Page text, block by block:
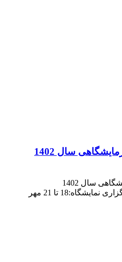
سال 1402
نمایشگاه:ایران مِد تاریخ برگزاری نمایشگاه:18 تا 21 مهر